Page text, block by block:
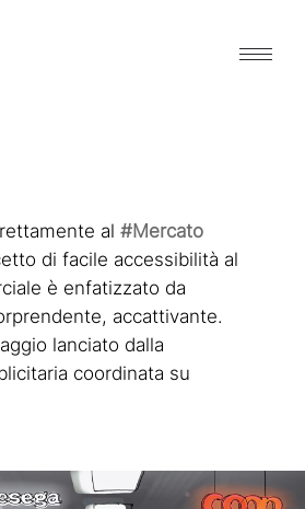
al #Mercato
di facile accessibilità al
è enfatizzato da
accattivante.
lanciato dalla
coordinata su